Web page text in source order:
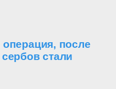
после
стали